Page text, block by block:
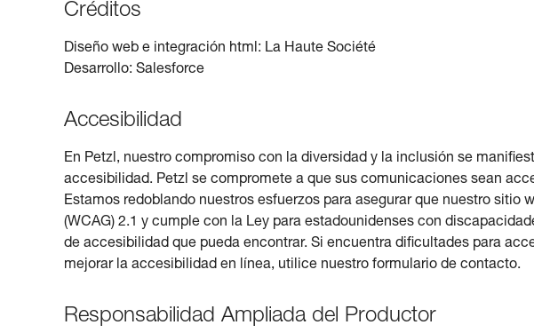
Créditos
Diseño web e integración html: La Haute Société
Desarrollo: Salesforce
Accesibilidad
En Petzl, nuestro compromiso con la diversidad y la inclusión se
accesibilidad. Petzl se compromete a que sus comunicaciones sean
Estamos redoblando nuestros esfuerzos para asegurar que nuestro
(WCAG) 2.1 y cumple con la Ley para estadounidenses con
de accesibilidad que pueda encontrar. Si encuentra dificultades para
mejorar la accesibilidad en línea, utilice nuestro formulario de contacto.
Responsabilidad Ampliada del Productor